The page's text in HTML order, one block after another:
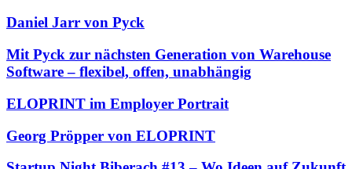
Daniel Jarr von Pyck
Mit Pyck zur nächsten Generation von Warehouse
Software – flexibel, offen, unabhängig
ELOPRINT im Employer Portrait
Georg Pröpper von ELOPRINT